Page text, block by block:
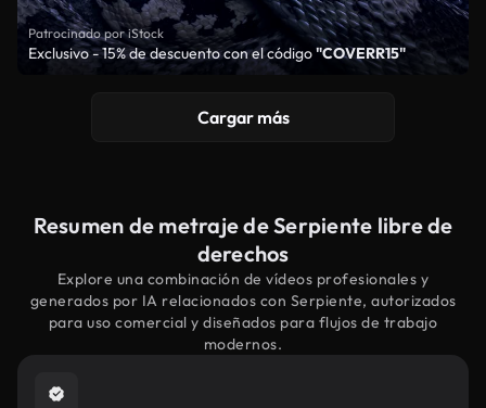
Patrocinado por iStock
Exclusivo - 15% de descuento con el código"COVERR15"
Cargar más
Resumen de metraje de Serpiente libre de
derechos
Explore una combinación de vídeos profesionales y
generados por IA relacionados con Serpiente, autorizados
para uso comercial y diseñados para flujos de trabajo
modernos.